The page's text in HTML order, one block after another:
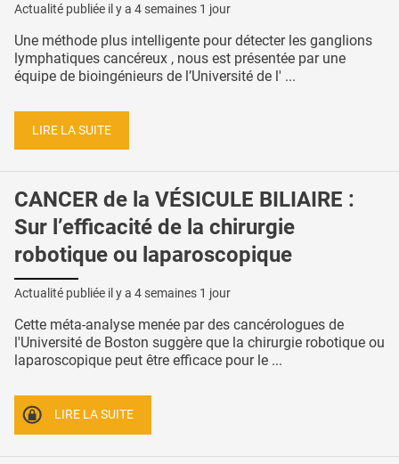
Actualité publiée il y a 4 semaines 1 jour
Une méthode plus intelligente pour détecter les ganglions
lymphatiques cancéreux , nous est présentée par une
équipe de bioingénieurs de l’Université de l' ...
LIRE LA SUITE
CANCER de la VÉSICULE BILIAIRE :
Sur l’efficacité de la chirurgie
robotique ou laparoscopique
Actualité publiée il y a 4 semaines 1 jour
Cette méta-analyse menée par des cancérologues de
l'Université de Boston suggère que la chirurgie robotique ou
laparoscopique peut être efficace pour le ...
LIRE LA SUITE